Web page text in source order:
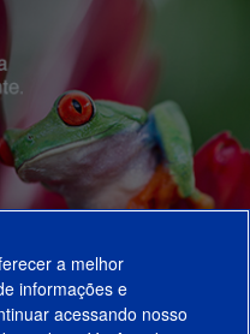
a melhor
informações e
acessando nosso